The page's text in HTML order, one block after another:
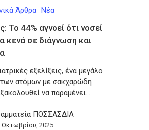
Άρθρα Νέα
Το 44% αγνοεί ότι νοσεί
κενά σε διάγνωση και
εξελίξεις, ένα μεγάλο
ατόμων με σακχαρώδη
να παραμένει…
ΠΟΣΣΑΣΔΙΑ
Οκτωβρίου, 2025